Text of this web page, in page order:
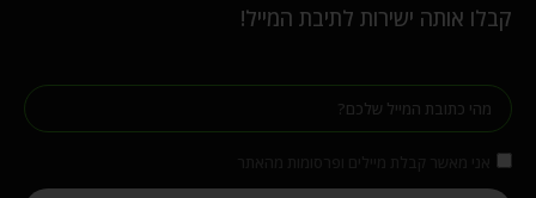
קבלו אותה ישירות לתיבת המייל!